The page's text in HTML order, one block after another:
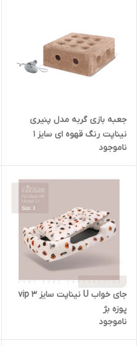
جعبه بازی گربه مدل پنیری
نیناپت رنگ قهوه ای سایز ۱
ناموجود
جای خواب U نیناپت سایز 3 vip
پوزه بژ
ناموجود